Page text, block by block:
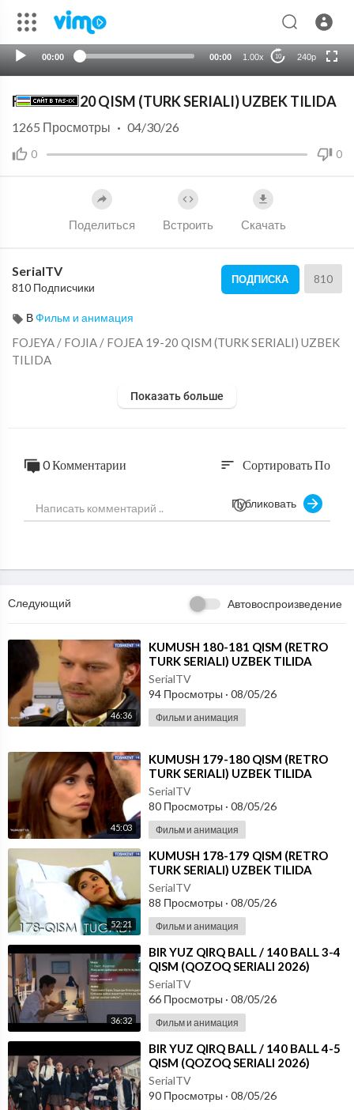
00:00 00:00 1.00x 10 240p
HD
⁣FOJEA 19-20 QISM (TURK SERIALI) UZBEK TILIDA
0 0
1265 Просмотры · 04/30/26
Поделиться Встроить Скачать
SerialTV
810 Подписчики
ПОДПИСКА 810
ВФильм и анимация
⁣⁣FOJEYA / FOJIA / ⁣FOJEA 19-20 QISM (TURK SERIALI) UZBEK
TILIDA
Показать больше
0 Комментарии sort Сортировать По
Публиковать
Следующий Автовоспроизведение
46:36
⁣KUMUSH 180-181 QISM (RETRO
TURK SERIALI) UZBEK TILIDA
SerialTV
94 Просмотры · 08/05/26
Фильм и анимация
45:03
⁣KUMUSH 179-180 QISM (RETRO
TURK SERIALI) UZBEK TILIDA
SerialTV
80 Просмотры · 08/05/26
Фильм и анимация
52:21
⁣KUMUSH 178-179 QISM (RETRO
TURK SERIALI) UZBEK TILIDA
SerialTV
88 Просмотры · 08/05/26
Фильм и анимация
36:32
⁣⁣BIR YUZ QIRQ BALL / 140 BALL 3-4
QISM (QOZOQ SERIALI 2026)
UZBEK TILIDA
SerialTV
66 Просмотры · 08/05/26
Фильм и анимация
⁣⁣BIR YUZ QIRQ BALL / 140 BALL 4-5
QISM (QOZOQ SERIALI 2026)
UZBEK TILIDA
SerialTV
90 Просмотры · 08/05/26